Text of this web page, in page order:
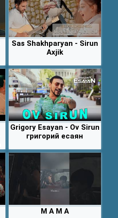
Sas Shakhparyan - Sirun
Axjik
Grigory Esayan - Ov Sirun
григорий есаян
M A M A